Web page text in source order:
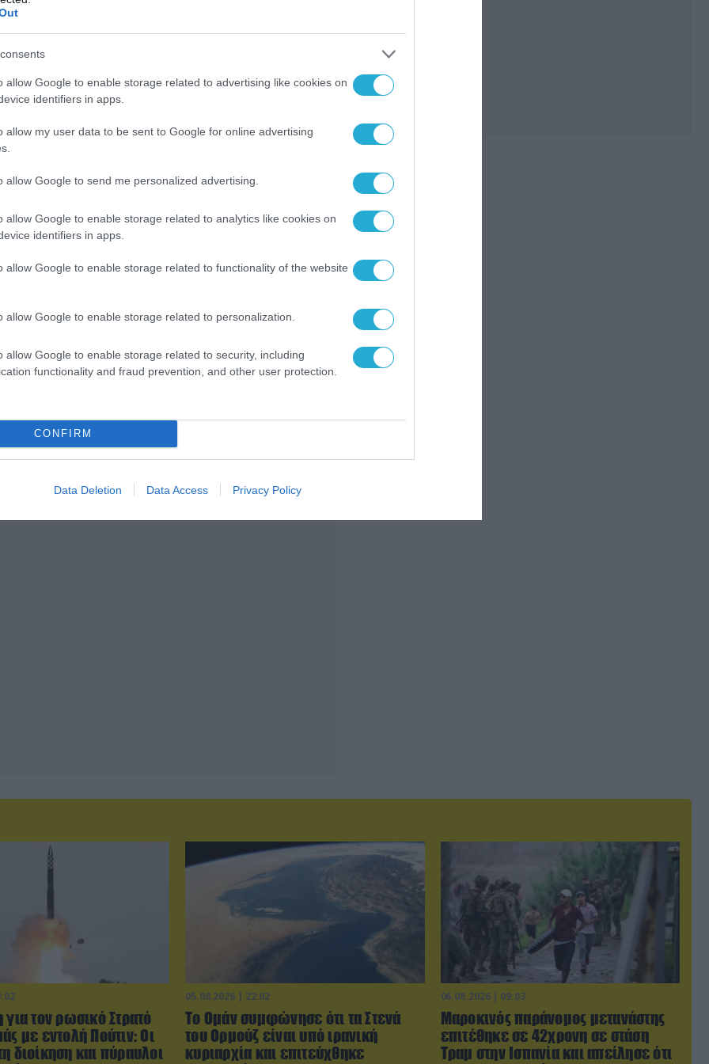
allow Google to enable storage related to advertising like cookies on
identifiers in apps.
allow my user data to be sent to Google for online advertising
allow Google to send me personalized advertising.
allow Google to enable storage related to analytics like cookies on
identifiers in apps.
allow Google to enable storage related to functionality of the website
allow Google to enable storage related to personalization.
allow Google to enable storage related to security, including
functionality and fraud prevention, and other user protection.
CONFIRM
Data Deletion Data Access Privacy Policy
ΑΡΘΡΟ
για τον ρωσικό Στρατό
με εντολή Πούτιν: Οι
διοίκηση και πύραυλοι
05.08.2026 | 22:02
Το Ομάν συμφώνησε ότι τα Στενά
του Ορμούζ είναι υπό ιρανική
κυριαρχία και επιτεύχθηκε
06.08.2026 | 09:03
Μαροκινός παράνομος μετανάστης
επιτέθηκε σε 42χρονη σε στάση
Τραμ στην Ισπανία και απείλησε ότι